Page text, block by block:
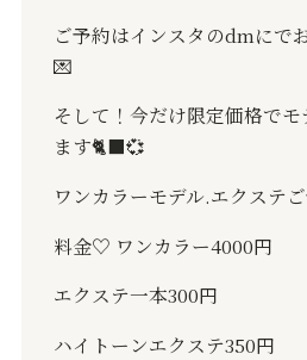
ご予約はインスタのdmにで
💌
そして！今だけ限定価格でモ
ます🐈‍⬛💞
ワンカラーモデル.エクステ
料金♡ ワンカラー4000円
エクステ一本300円
ハイトーンエクステ350円